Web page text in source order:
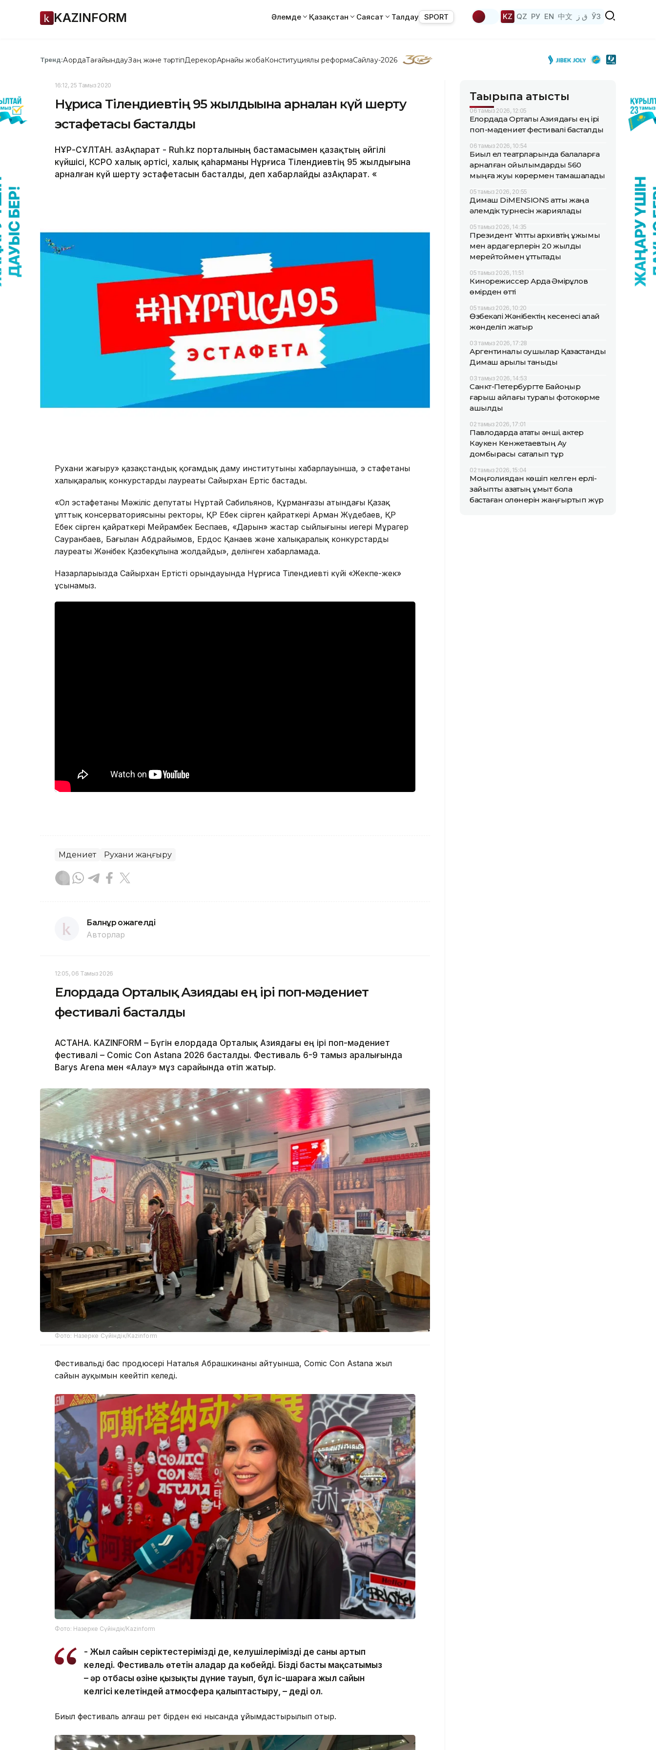
KAZINFORM Әлемде Қазақстан Саясат Талдау SPORT KZ QZ РУ EN 中文 ق ز ЎЗ
Тренд:АқордаТағайындауЗаң және тәртіпДерекқорАрнайы жобаКонституциялық реформаСайлау-2026
16:12, 25 Тамыз 2020
Нұрғиса Тілендиевтің 95 жылдығына арналған күй шерту
эстафетасы басталды
НҰР-СҰЛТАН. ҚазАқпарат - Ruh.kz порталының бастамасымен қазақтың әйгілі
күйшісі, КСРО халық әртісі, халық қаһарманы Нұрғиса Тілендиевтің 95 жылдығына
арналған күй шерту эстафетасын басталды, деп хабарлайды ҚазАқпарат. «
Рухани жаңғыру» қазақстандық қоғамдық даму институтының хабарлауынша, э стафетаны
халықаралық конкурстардың лауреаты Сайырхан Ертіс бастады.
«Ол эстафетаны Мәжіліс депутаты Нұртай Сабильянов, Құрманғазы атындағы Қазақ
ұлттық консерваториясының ректоры, ҚР Еңбек сіңірген қайраткері Арман Жүдебаев, ҚР
Еңбек сіңірген қайраткері Мейрамбек Беспаев, «Дарын» жастар сыйлығының иегері Мұрагер
Сауранбаев, Бағылан Абдрайымов, Ердос Қанаев және халықаралық конкурстардың
лауреаты Жәнібек Қазбекұлына жолдайды», делінген хабарламада.
Назарларыңызда Сайырхан Ертістің орындауында Нұрғиса Тілендиевтің күйі «Жекпе-жек»
ұсынамыз.
Мәдениет Рухани жаңғыру
Балнұр Қожагелді
Авторлар
12:05, 06 Тамыз 2026
Елордада Орталық Азиядағы ең ірі поп-мәдениет
фестивалі басталды
АСТАНА. KAZINFORM – Бүгін елордада Орталық Азиядағы ең ірі поп-мәдениет
фестивалі – Comic Con Astana 2026 басталды. Фестиваль 6-9 тамыз аралығында
Barys Arena мен «Алау» мұз сарайында өтіп жатыр.
Фото: Назерке Сүйіндік/Kazinform
Фестивальдің бас продюсері Наталья Абрашкинаның айтуынша, Comic Con Astana жыл
сайын ауқымын кеңейтіп келеді.
Фото: Назерке Сүйіндік/Kazinform
- Жыл сайын серіктестеріміздің де, келушілеріміздің де саны артып
келеді. Фестиваль өтетін алаңдар да көбейді. Біздің басты мақсатымыз
– әр отбасы өзіне қызықты дүние тауып, бұл іс-шараға жыл сайын
келгісі келетіндей атмосфера қалыптастыру, – деді ол.
Биыл фестиваль алғаш рет бірден екі нысанда ұйымдастырылып отыр.
Тақырыпқа қатысты
06 тамыз 2026, 12:05
Елордада Орталық Азиядағы ең ірі
поп-мәдениет фестивалі басталды
06 тамыз 2026, 10:54
Биыл ел театрларында балаларға
арналған қойылымдарды 560
мыңға жуық көрермен тамашалады
05 тамыз 2026, 20:55
Димаш DiMENSIONS атты жаңа
әлемдік турнесін жариялады
05 тамыз 2026, 14:35
Президент Ұлттық архивтің ұжымы
мен ардагерлерін 20 жылдық
мерейтоймен құттықтады
05 тамыз 2026, 11:51
Кинорежиссер Ардақ Әмірқұлов
өмірден өтті
05 тамыз 2026, 10:20
Өзбекәлі Жәнібектің кесенесі қалай
жөнделіп жатыр
03 тамыз 2026, 17:28
Аргентиналық оқушылар Қазақстанды
Димаш арқылы таныды
03 тамыз 2026, 14:53
Санкт-Петербургте Байқоңыр
ғарыш айлағы туралы фотокөрме
ашылды
02 тамыз 2026, 17:01
Павлодарда атақты әнші, актер
Кәукен Кенжетаевтың Аққу
домбырасы сақталып тұр
02 тамыз 2026, 15:04
Моңғолиядан көшіп келген ерлі-
зайыпты қазақтың ұмыт бола
бастаған қолөнерін жаңғыртып жүр